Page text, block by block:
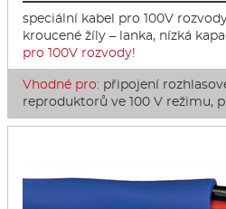
speciální kabel pro 100V
kroucené žíly – lanka, nízká
pro 100V rozvody!
Vhodné pro: připojení
reproduktorů ve 100 V režimu,